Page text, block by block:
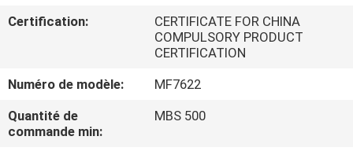
À
DE
NOUS
Certification:
CERTIFICATE FOR CHINA
COMPULSORY PRODUCT
CERTIFICATION
Numéro de modèle:
MF7622
Quantité de
commande min:
MBS 500